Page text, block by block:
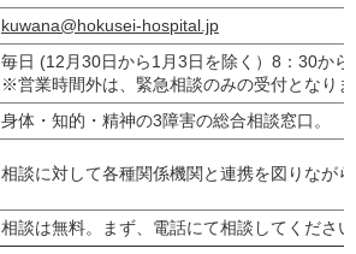
kuwana@hokusei-hospital.jp
毎日 (12月30日から1月3日を除く）8：30か
※営業時間外は、緊急相談のみの受付となり
身体・知的・精神の3障害の総合相談窓口。
相談に対して各種関係機関と連携を図りなが
相談は無料。まず、電話にて相談してくださ